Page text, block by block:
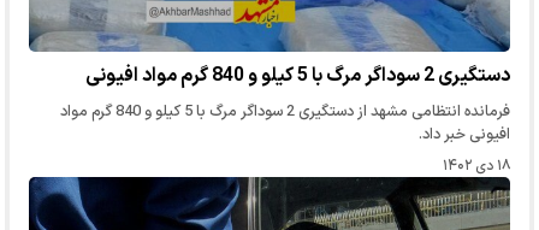
دستگیری 2 سوداگر مرگ با 5 کیلو و 840 گرم مواد افیونی
فرمانده انتظامی مشهد از دستگیری 2 سوداگر مرگ با 5 کیلو و 840 گرم مواد
افیونی خبر داد.
۱۸ دی ۱۴۰۲